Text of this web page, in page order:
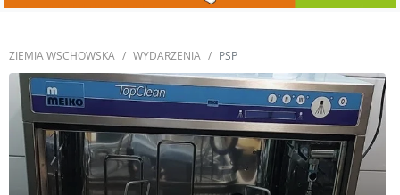
ZIEMIA WSCHOWSKA WYDARZENIA PSP